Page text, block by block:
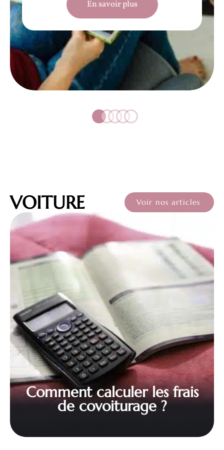
En savoir plus
VOITURE Voir nos articles
Comment calculer les frais
de covoiturage ?